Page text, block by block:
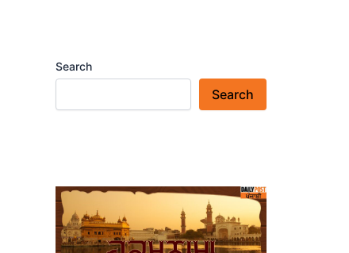
Search
Search